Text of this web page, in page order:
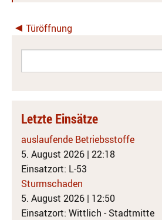
Türöffnung
Letzte Einsätze
auslaufende Betriebsstoffe
5. August 2026 | 22:18
Einsatzort: L-53
Sturmschaden
5. August 2026 | 12:50
Einsatzort: Wittlich - Stadtmitte